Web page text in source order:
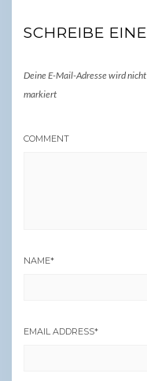
SCHREIBE
Deine E-Mail-Adresse wird
markiert
COMMENT
NAME*
EMAIL ADDRESS*